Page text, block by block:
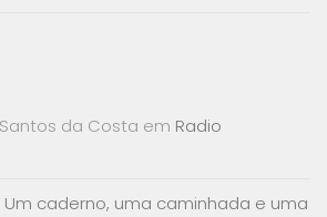
da Costa em Radio
Um caderno, uma caminhada e uma